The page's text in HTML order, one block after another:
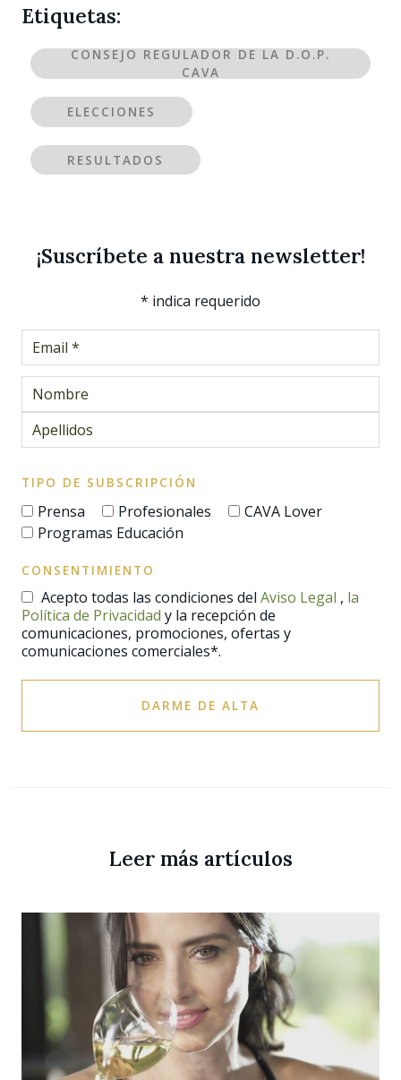
Etiquetas:
CONSEJO REGULADOR DE LA D.O.P.
CAVA
ELECCIONES
RESULTADOS
¡Suscríbete a nuestra newsletter!
* indica requerido
TIPO DE SUBSCRIPCIÓN
Prensa Profesionales
CAVA Lover
Programas Educación
CONSENTIMIENTO
Acepto todas las condiciones del Aviso Legal , la
Política de Privacidad y la recepción de
comunicaciones, promociones, ofertas y
comunicaciones comerciales*.
DARME DE ALTA
Leer más artículos